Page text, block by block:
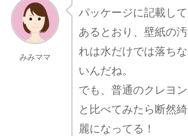
みみママ
パッケージに記載して
あるとおり、壁紙の汚
れは水だけでは落ちな
いんだね。
でも、普通のクレヨン
と比べてみたら断然綺
麗になってる！